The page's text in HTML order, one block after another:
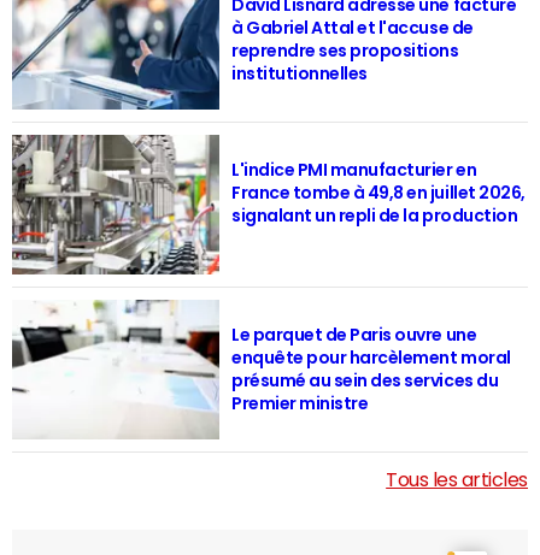
David Lisnard adresse une facture
à Gabriel Attal et l'accuse de
reprendre ses propositions
institutionnelles
L'indice PMI manufacturier en
France tombe à 49,8 en juillet 2026,
signalant un repli de la production
Le parquet de Paris ouvre une
enquête pour harcèlement moral
présumé au sein des services du
Premier ministre
Tous les articles